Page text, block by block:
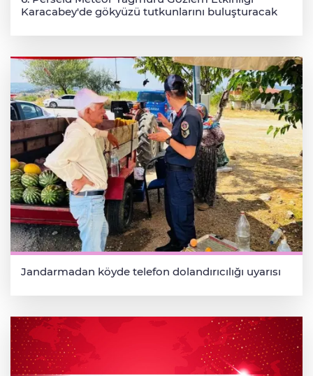
Karacabey'de gökyüzü tutkunlarını buluşturacak
Jandarmadan köyde telefon dolandırıcılığı uyarısı